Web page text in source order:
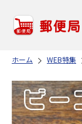
ホーム WEB特集